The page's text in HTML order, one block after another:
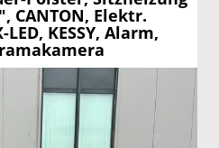
CANTON, Elektr.
KESSY, Alarm,